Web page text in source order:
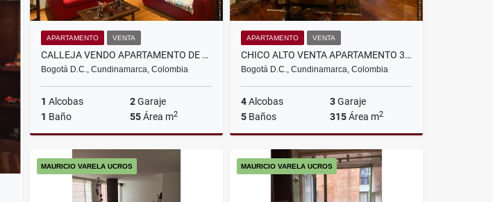
APARTAMENTO VENTA
CALLEJA VENDO APARTAMENTO DE UNA ALCOBA
Bogotá D.C., Cundinamarca, Colombia
1 Alcobas 2Garaje
1 Baño 55Área m2
$475.000.000
APARTAMENTO VENTA
CHICO ALTO VENTA APARTAMENTO 315 M2 +219 TERRAZA
Bogotá D.C., Cundinamarca, Colombia
4Alcobas 3Garaje
5 Baños 315Área m2
$2.500.000.000
MAURICIO VARELA UCROS MAURICIO VARELA UCROS